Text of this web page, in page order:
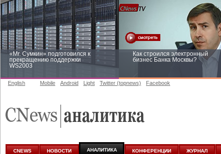
«Mr. Сумкин» подготовился к
прекращению поддержки
WS2003
Как строился электронный
бизнес Банка Москвы?
аналитике
English Mobile Android Light Twitter (topnews) Facebook
CNEWS НОВОСТИ АНАЛИТИКА КОНФЕРЕНЦИИ ЖУРНАЛ